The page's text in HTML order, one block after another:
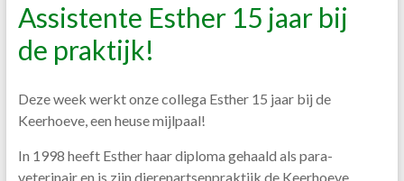
Assistente Esther 15 jaar bij
de praktijk!
Deze week werkt onze collega Esther 15 jaar bij de
Keerhoeve, een heuse mijlpaal!
In 1998 heeft Esther haar diploma gehaald als para-
veterinair en is zijn dierenartsenpraktijk de Keerhoeve